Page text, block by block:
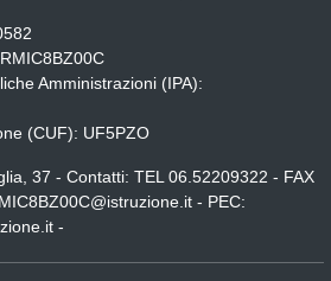
RMIC8BZ00C
Amministrazioni (IPA):
(CUF): UF5PZO
37 - Contatti: TEL 06.52209322 - FAX
- PEC:
-